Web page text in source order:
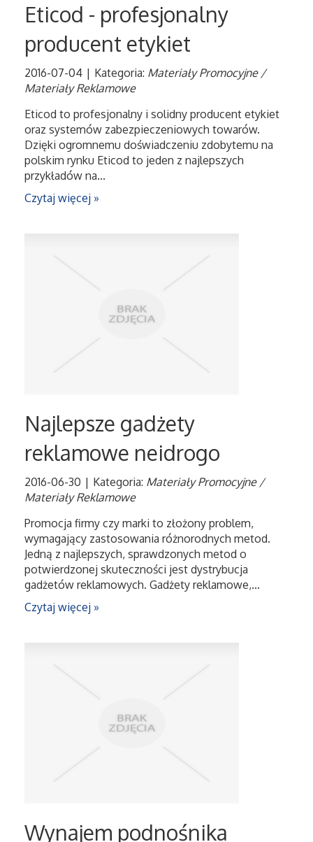
Eticod - profesjonalny
producent etykiet
2016-07-04 | Kategoria: Materiały Promocyjne /
Materiały Reklamowe
Eticod to profesjonalny i solidny producent etykiet
oraz systemów zabezpieczeniowych towarów.
Dzięki ogromnemu doświadczeniu zdobytemu na
polskim rynku Eticod to jeden z najlepszych
przykładów na...
Czytaj więcej »
Najlepsze gadżety
reklamowe neidrogo
2016-06-30 | Kategoria: Materiały Promocyjne /
Materiały Reklamowe
Promocja firmy czy marki to złożony problem,
wymagający zastosowania różnorodnych metod.
Jedną z najlepszych, sprawdzonych metod o
potwierdzonej skuteczności jest dystrybucja
gadżetów reklamowych. Gadżety reklamowe,...
Czytaj więcej »
Wynajem podnośnika